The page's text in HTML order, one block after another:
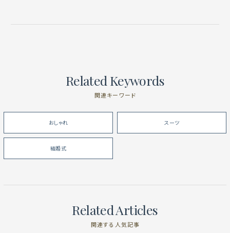
Related Keywords
関連キーワード
おしゃれ スーツ
結婚式
Related Articles
関連する人気記事